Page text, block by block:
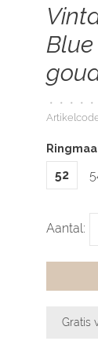
• • • •
•
52
Aantal:
Gratis